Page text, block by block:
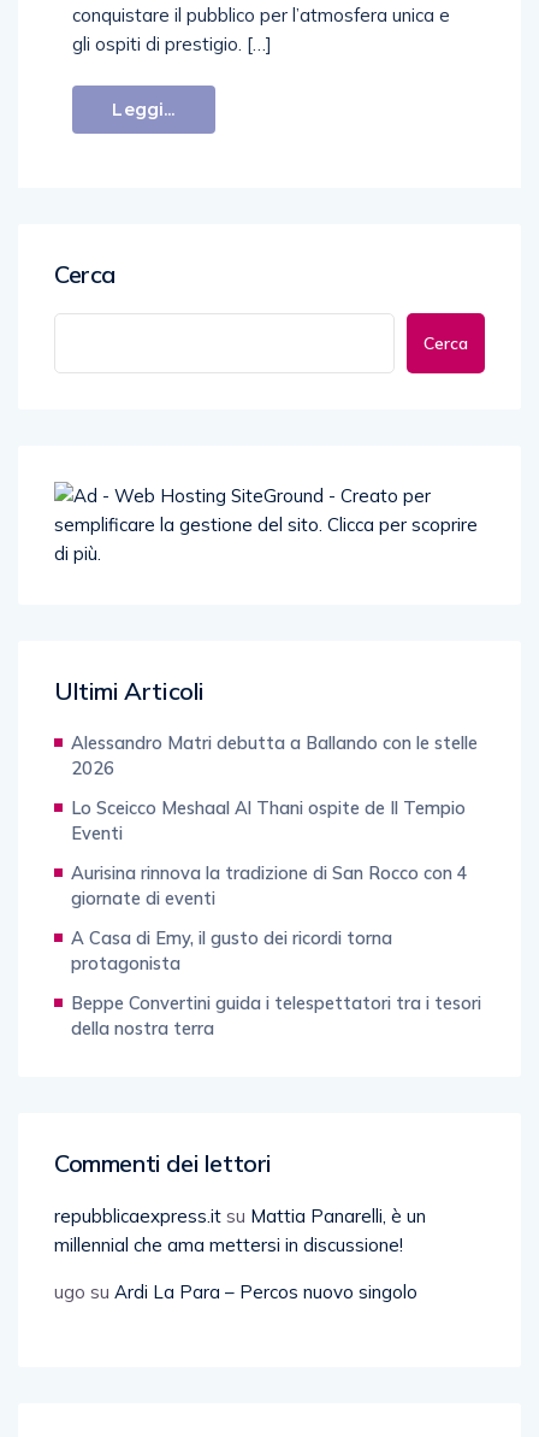
conquistare il pubblico per l’atmosfera unica e
gli ospiti di prestigio. […]
Leggi...
Cerca
Cerca
Ultimi Articoli
Alessandro Matri debutta a Ballando con le stelle
2026
Lo Sceicco Meshaal Al Thani ospite de Il Tempio
Eventi
Aurisina rinnova la tradizione di San Rocco con 4
giornate di eventi
A Casa di Emy, il gusto dei ricordi torna
protagonista
Beppe Convertini guida i telespettatori tra i tesori
della nostra terra
Commenti dei lettori
repubblicaexpress.it su Mattia Panarelli, è un
millennial che ama mettersi in discussione!
ugo su Ardi La Para – Percos nuovo singolo